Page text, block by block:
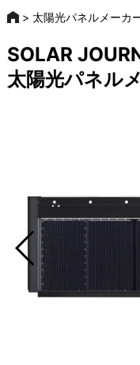
> 太陽光パネルメーカ
SOLAR
太陽光パネル